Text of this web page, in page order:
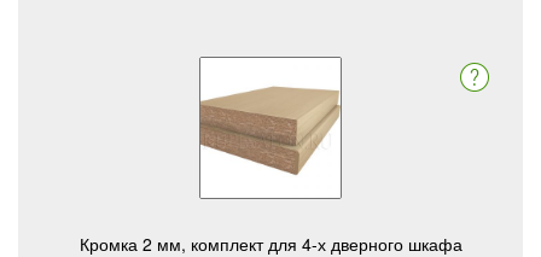
Кромка 2 мм, комплект для 4-х дверного шкафа